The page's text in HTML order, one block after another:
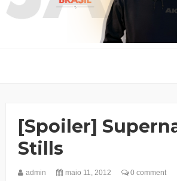
[Spoiler]
Stills
admin maio 11, 2012 0 comment